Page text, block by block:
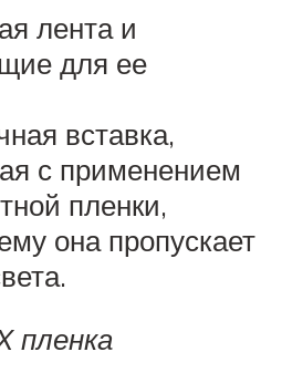
лента и
для ее
вставка,
с применением
пленки,
она пропускает
пленка